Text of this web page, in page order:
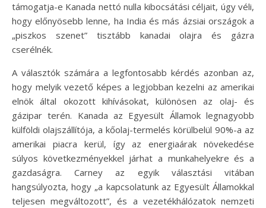
támogatja-e Kanada nettó nulla kibocsátási céljait, úgy véli,
hogy előnyösebb lenne, ha India és más ázsiai országok a
„piszkos szenet” tisztább kanadai olajra és gázra
cserélnék.
A választók számára a legfontosabb kérdés azonban az,
hogy melyik vezető képes a legjobban kezelni az amerikai
elnök által okozott kihívásokat, különösen az olaj- és
gázipar terén. Kanada az Egyesült Államok legnagyobb
külföldi olajszállítója, a kőolaj-termelés körülbelül 90%-a az
amerikai piacra kerül, így az energiaárak növekedése
súlyos következményekkel járhat a munkahelyekre és a
gazdaságra. Carney az egyik választási vitában
hangsúlyozta, hogy „a kapcsolatunk az Egyesült Államokkal
teljesen megváltozott”, és a vezetékhálózatok nemzeti